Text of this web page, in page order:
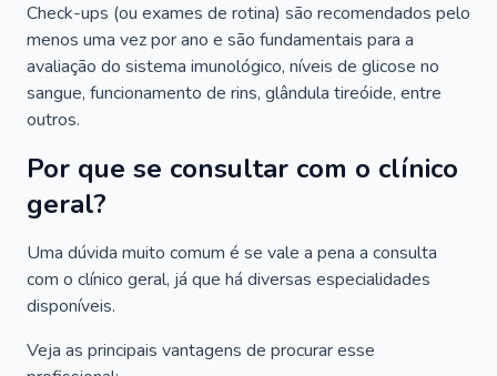
Check-ups (ou exames de rotina) são recomendados pelo
menos uma vez por ano e são fundamentais para a
avaliação do sistema imunológico, níveis de glicose no
sangue, funcionamento de rins, glândula tireóide, entre
outros.
Por que se consultar com o clínico
geral?
Uma dúvida muito comum é se vale a pena a consulta
com o clínico geral, já que há diversas especialidades
disponíveis.
Veja as principais vantagens de procurar esse